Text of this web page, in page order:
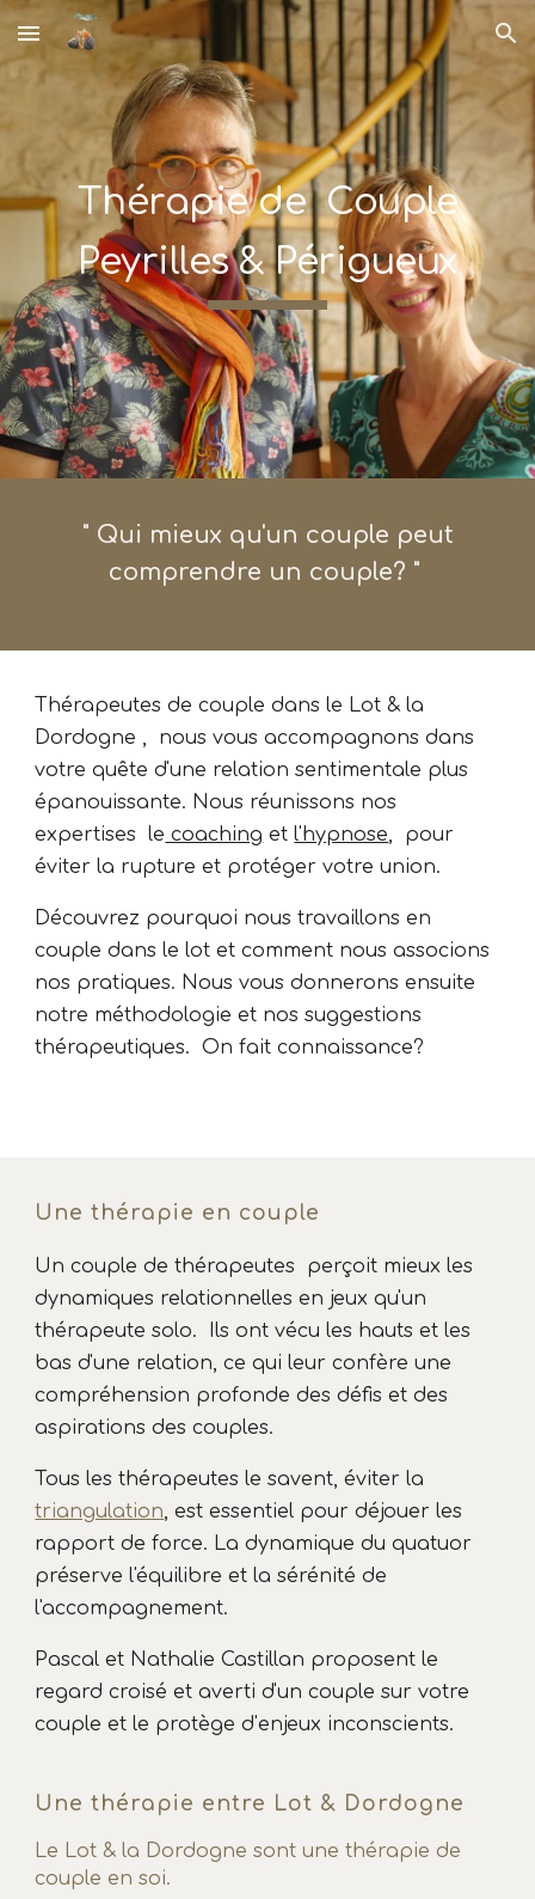
Skip to main content Skip to navigation
Thérapie de Couple
Peyrilles & Périgueux
" Qui mieux qu'un couple peut
comprendre un couple? "
Thérapeutes de couple dans le Lot& la
Dordogne , nous vous accompagnons dans
votre quête d'une relation sentimentale plus
épanouissante. Nous réunissons nos
expertises le coaching etl'hypnose, pour
éviter la rupture et protéger votre union.
Découvrez pourquoi nous travaillons en
couple dans le lot et comment nous associons
nos pratiques. Nous vous donnerons ensuite
notre méthodologie et nos suggestions
thérapeutiques. On fait connaissance?
Une thérapie en couple
Un couple de thérapeutes
perçoit mieux les
dynamiques relationnelles en jeux qu'un
thérapeute solo. Ils ont vécu les hauts et les
bas d'une relation, ce qui leur confère une
compréhension profonde des défis et des
aspirations des couples.
Tous les thérapeutes le savent, éviter la
triangulation, est essentiel pour déjouer les
rapport de force. La dynamique du quatuor
préserve l'équilibre et la sérénité de
l'accompagnement.
Pascal et Nathalie Castillan proposent le
regard croisé et averti d'un couple sur votre
couple et le protège d'enjeux inconscients.
Une thérapie entre Lot & Dordogne
Le Lot & la Dordognesont une thérapie de
couple en soi.